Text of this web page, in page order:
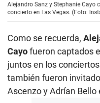
Alejandro Sanz y Stephanie Cayo
concierto en Las Vegas. (Foto:
Como se recuerda,
Cayofueron captados
juntos en los
también fueron
Ascenzo y Adrían Bello